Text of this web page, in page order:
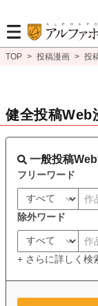
TOP > 投稿漫画 > 投
健全投稿Web
一般投稿
フリーワード
除外ワード
+ さらに詳しく検